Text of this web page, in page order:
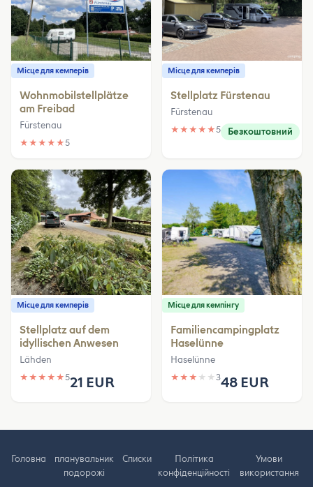
Місце для кемперів
Wohnmobilstellplätze
am Freibad
Fürstenau
★ ★ ★ ★ ★5
Місце для кемперів
Stellplatz Fürstenau
Fürstenau
★ ★ ★ ★ ★5 Безкоштовний
Місце для кемперів
Stellplatz auf dem
idyllischen Anwesen
Lähden
★ ★ ★ ★ ★521 EUR
Місце для кемпінгу
Familiencampingplatz
Haselünne
Haselünne
★ ★ ★ ★ ★ 348 EUR
Головна
планувальник
подорожі
Cписки
Політика
конфіденційності
Умови
використання